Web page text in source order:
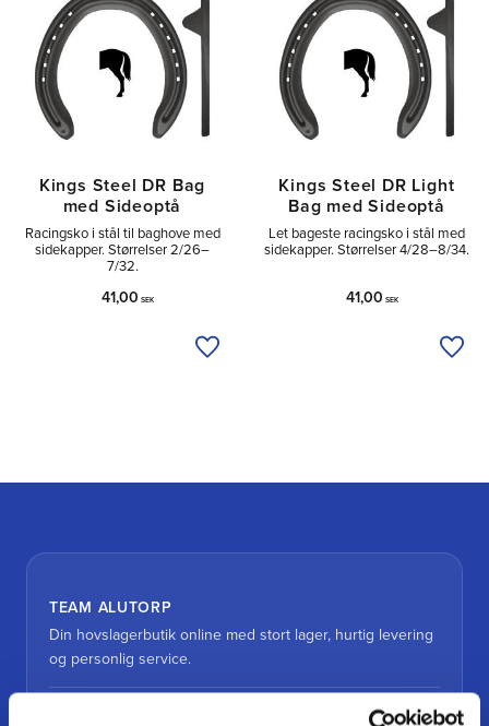
Kings Steel DR Bag
med Sideoptå
Racingsko i stål til baghove med
sidekapper. Størrelser 2/26–
7/32.
41,00 SEK
Tilføj til ønskeliste
Kings Steel DR Light
Bag med Sideoptå
Let bageste racingsko i stål med
sidekapper. Størrelser 4/28–8/34.
41,00 SEK
TEAM ALUTORP
Din hovslagerbutik online med stort lager, hurtig levering
og personlig service.